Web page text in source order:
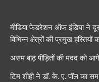
मीडिया फेडरेशन ऑफ इंडिया ने
विभिन्न क्षेत्रों की प्रमुख हस्तियों
असम बाढ़ पीड़ितों की मदद को
टिम शीही ने डॉ. के. ए. पॉल का